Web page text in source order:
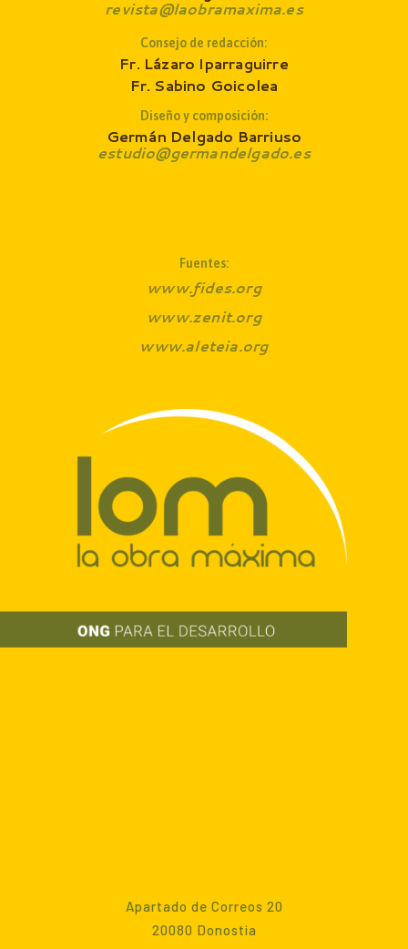
revista@laobramaxima.es
Consejo de redacción:
Fr. Lázaro Iparraguirre
Fr. Sabino Goicolea
Diseño y composición:
Germán Delgado Barriuso
estudio@germandelgado.es
Fuentes:
www.fides.org
www.zenit.org
www.aleteia.org
Apartado de Correos 20
20080 Donostia